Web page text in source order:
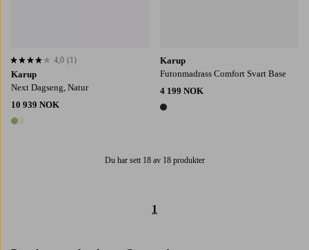
Karup
Next Dagseng, Natur
10 939 NOK
2 farger
4,0 basert på 1 karaktergivninger
4,0 (1)
Karup
Futonmadrass Comfort Svart Base
4 199 NOK
1 farge
Du har sett 18 av 18 produkter
1